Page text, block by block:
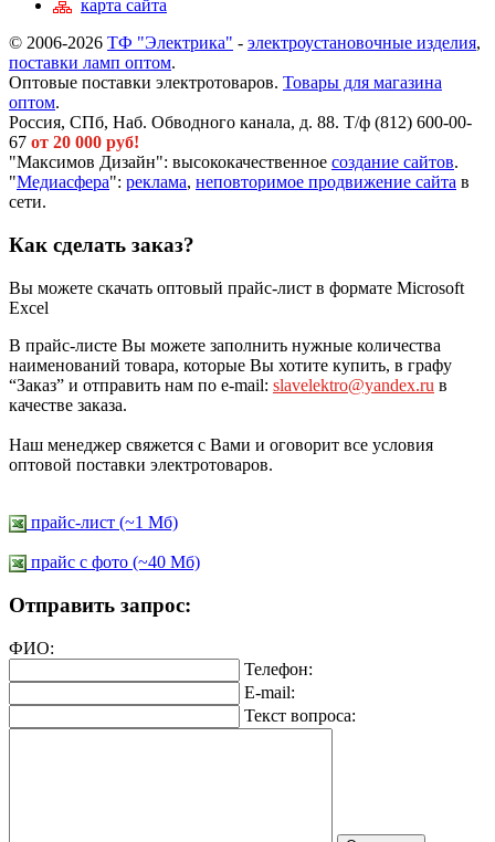
карта сайта
© 2006-2026 ТФ "Электрика" - электроустановочные изделия,
поставки ламп оптом.
Оптовые поставки электротоваров. Товары для магазина
оптом.
Россия, СПб, Наб. Обводного канала, д. 88. Т/ф (812) 600-00-
67 от 20 000 руб!
"Максимов Дизайн": высококачественное создание сайтов.
"Медиасфера": реклама, неповторимое продвижение сайта в
сети.
Как сделать заказ?
Вы можете скачать оптовый прайс-лист в формате Microsoft
Excel
В прайс-листе Вы можете заполнить нужные количества
наименований товара, которые Вы хотите купить, в графу
“Заказ” и отправить нам по e-mail: slavelektro@yandex.ru в
качестве заказа.
Наш менеджер свяжется с Вами и оговорит все условия
оптовой поставки электротоваров.
прайс-лист (~1 Мб)
прайс c фото (~40 Мб)
Отправить запрос:
ФИО:
Телефон:
E-mail:
Текст вопроса: